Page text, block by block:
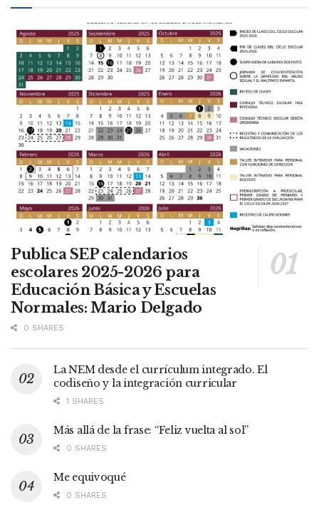
Publica SEP calendarios
escolares 2025-2026 para
Educación Básica y Escuelas
Normales: Mario Delgado
0 SHARES
La NEM desde el currículum integrado. El
codiseño y la integración curricular
1 SHARES
Más allá de la frase: “Feliz vuelta al sol”
0 SHARES
Me equivoqué
0 SHARES